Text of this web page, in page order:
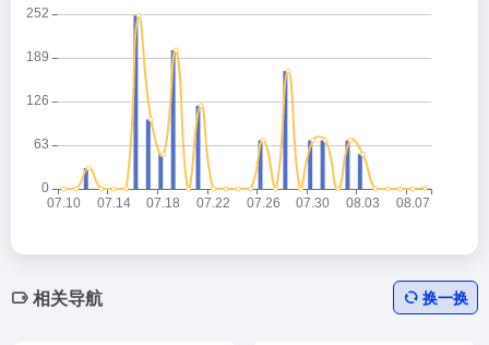
相关导航 换一换